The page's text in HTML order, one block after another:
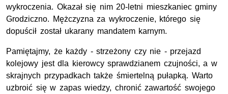
wykroczenia. Okazał się nim 20-letni mieszkaniec gminy
Grodziczno. Mężczyzna za wykroczenie, którego się
dopuścił został ukarany mandatem karnym.
Pamiętajmy, że każdy - strzeżony czy nie - przejazd
kolejowy jest dla kierowcy sprawdzianem czujności, a w
skrajnych przypadkach także śmiertelną pułapką. Warto
uzbroić się w zapas wiedzy, chronić zawartość swojego